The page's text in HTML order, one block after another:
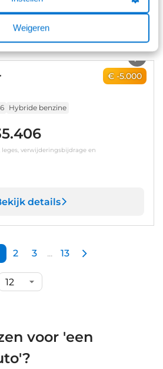
Weigeren
Bekijk details
1/8
€ -5.000
Hybride benzine
leges, verwijderingsbijdrage en
details
2 3 ... 13
voor 'een